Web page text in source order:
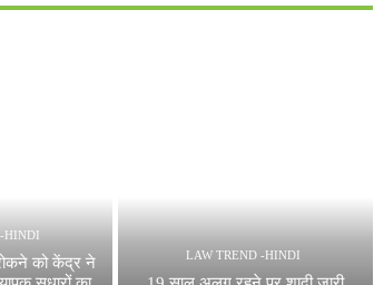
HINDI
रोकने को केंद्र ने
LAW TREND -HINDI